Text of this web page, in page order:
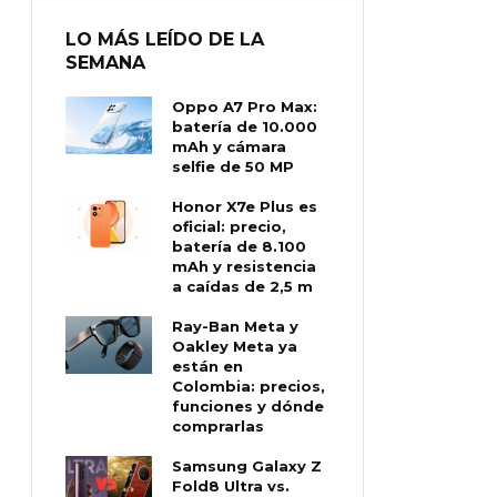
LO MÁS LEÍDO DE LA
SEMANA
Oppo A7 Pro Max:
batería de 10.000
mAh y cámara
selfie de 50 MP
Honor X7e Plus es
oficial: precio,
batería de 8.100
mAh y resistencia
a caídas de 2,5 m
Ray-Ban Meta y
Oakley Meta ya
están en
Colombia: precios,
funciones y dónde
comprarlas
Samsung Galaxy Z
Fold8 Ultra vs.